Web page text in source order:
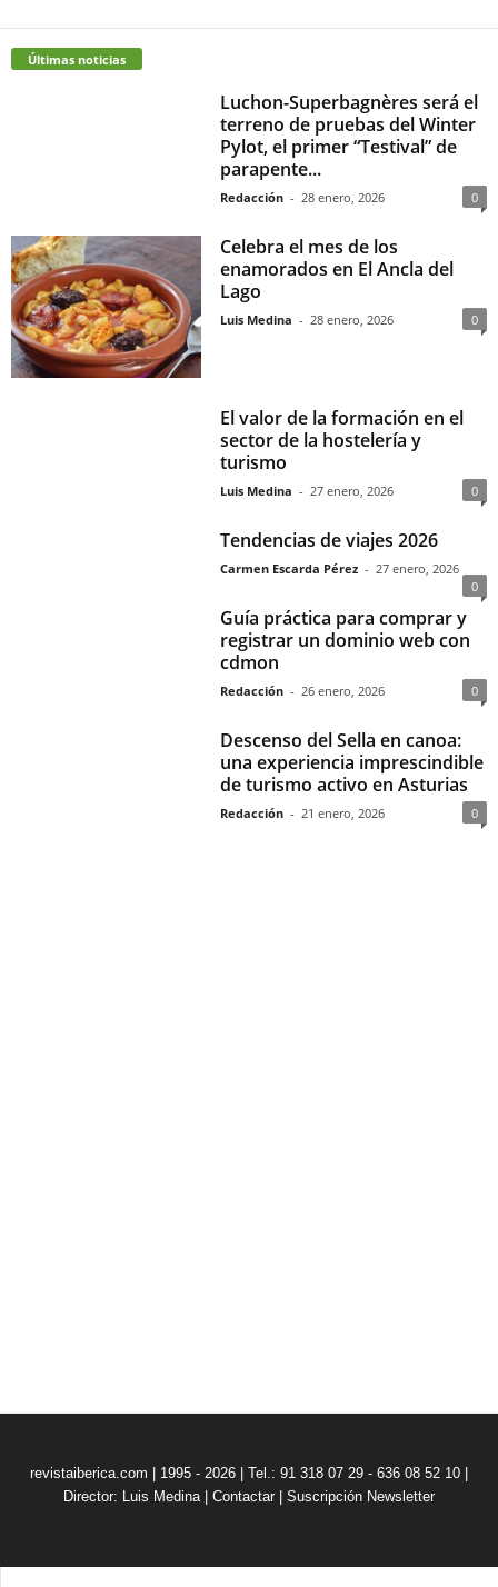
Últimas noticias
Luchon-Superbagnères será el
terreno de pruebas del Winter
Pylot, el primer “Testival” de
parapente...
Redacción - 28 enero, 2026 0
Celebra el mes de los
enamorados en El Ancla del
Lago
Luis Medina - 28 enero, 2026 0
El valor de la formación en el
sector de la hostelería y
turismo
Luis Medina - 27 enero, 2026 0
Tendencias de viajes 2026
Carmen Escarda Pérez - 27 enero, 2026
0
Guía práctica para comprar y
registrar un dominio web con
cdmon
Redacción - 26 enero, 2026 0
Descenso del Sella en canoa:
una experiencia imprescindible
de turismo activo en Asturias
Redacción - 21 enero, 2026 0
revistaiberica.com | 1995 - 2026 | Tel.: 91 318 07 29 - 636 08 52 10 |
Director: Luis Medina
Contactar Suscripción Newsletter